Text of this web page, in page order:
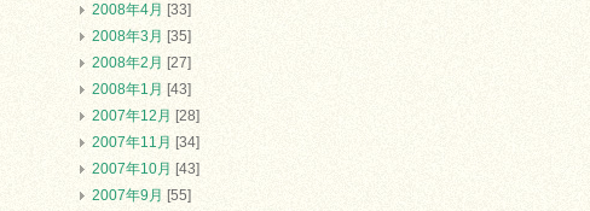
2008年4月 [33]
2008年3月 [35]
2008年2月 [27]
2008年1月 [43]
2007年12月 [28]
2007年11月 [34]
2007年10月 [43]
2007年9月 [55]